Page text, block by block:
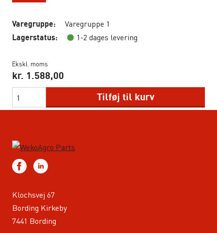
Varegruppe: Varegruppe 1
Lagerstatus: 1-2 dages levering
Ekskl. moms
kr. 1.588,00
Tilføj til kurv
Klochsvej 67
Bording Kirkeby
7441 Bording